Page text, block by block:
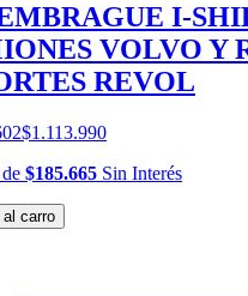
I-
VOLVO Y
REVOL
$1.113.990
de $185.665 Sin Interés
al carro